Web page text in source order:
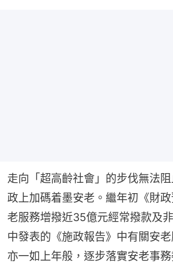
走向「超高齡社會」的步伐無法
政上加碼着墨安老。繼年初《財
老服務增撥近35億元經常撥款及
中發表的《施政報告》中有關安老
亦一如上年般，逐步落實安老事